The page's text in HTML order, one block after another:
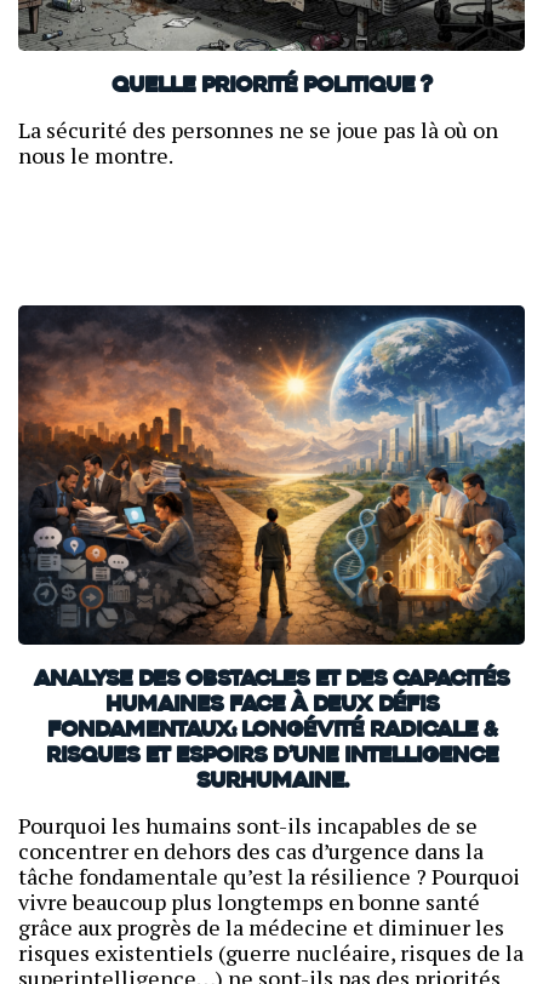
Quelle priorité politique ?
La sécurité des personnes ne se joue pas là où on
nous le montre.
Analyse des obstacles et des capacités
humaines face à deux défis
fondamentaux: Longévité radicale &
Risques et espoirs d’une intelligence
surhumaine.
Pourquoi les humains sont-ils incapables de se
concentrer en dehors des cas d’urgence dans la
tâche fondamentale qu’est la résilience ? Pourquoi
vivre beaucoup plus longtemps en bonne santé
grâce aux progrès de la médecine et diminuer les
risques existentiels (guerre nucléaire, risques de la
superintelligence…) ne sont-ils pas des priorités